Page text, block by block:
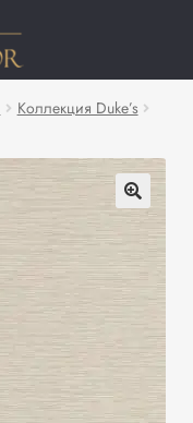
Коллекция Duke’s